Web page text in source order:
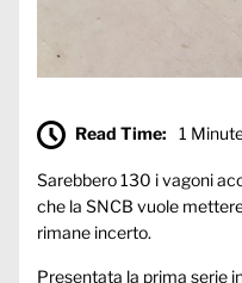
Read Time: 1
Sarebbero 130 i vagoni
che la SNCB vuole
rimane incerto.
Presentata la prima serie